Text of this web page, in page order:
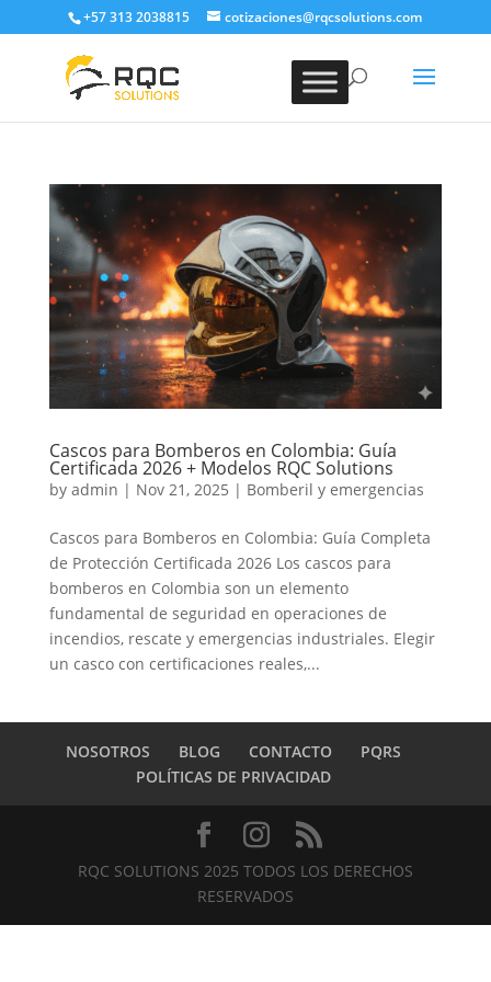
+57 313 2038815 cotizaciones@rqcsolutions.com
Cascos para Bomberos en Colombia: Guía
Certificada 2026 + Modelos RQC Solutions
by admin | Nov 21, 2025 | Bomberil y emergencias
Cascos para Bomberos en Colombia: Guía Completa
de Protección Certificada 2026 Los cascos para
bomberos en Colombia son un elemento
fundamental de seguridad en operaciones de
incendios, rescate y emergencias industriales. Elegir
un casco con certificaciones reales,...
NOSOTROS BLOG CONTACTO
PQRS
POLÍTICAS DE PRIVACIDAD
RQC SOLUTIONS 2025 TODOS LOS DERECHOS
RESERVADOS